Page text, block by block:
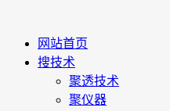
网站首页
搜技术
聚透技术
聚仪器